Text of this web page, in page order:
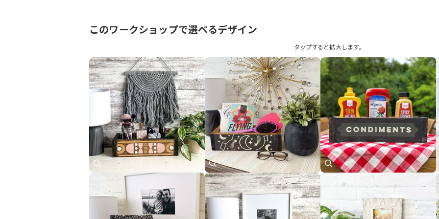
このワークショップで選べるデザイン
タップすると拡⼤します。
デザイン名デザイン名デザイン名